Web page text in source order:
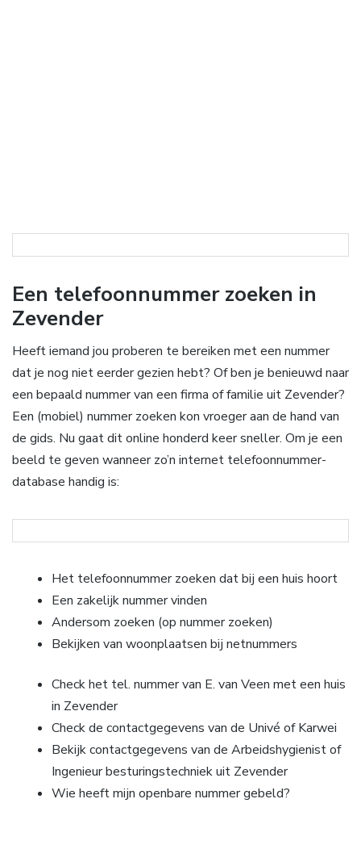
Een telefoonnummer zoeken in
Zevender
Heeft iemand jou proberen te bereiken met een nummer
dat je nog niet eerder gezien hebt? Of ben je benieuwd naar
een bepaald nummer van een firma of familie uit Zevender?
Een (mobiel) nummer zoeken kon vroeger aan de hand van
de gids. Nu gaat dit online honderd keer sneller. Om je een
beeld te geven wanneer zo’n internet telefoonnummer-
database handig is:
Het telefoonnummer zoeken dat bij een huis hoort
Een zakelijk nummer vinden
Andersom zoeken (op nummer zoeken)
Bekijken van woonplaatsen bij netnummers
Check het tel. nummer van E. van Veen met een huis
in Zevender
Check de contactgegevens van de Univé of Karwei
Bekijk contactgegevens van de Arbeidshygienist of
Ingenieur besturingstechniek uit Zevender
Wie heeft mijn openbare nummer gebeld?